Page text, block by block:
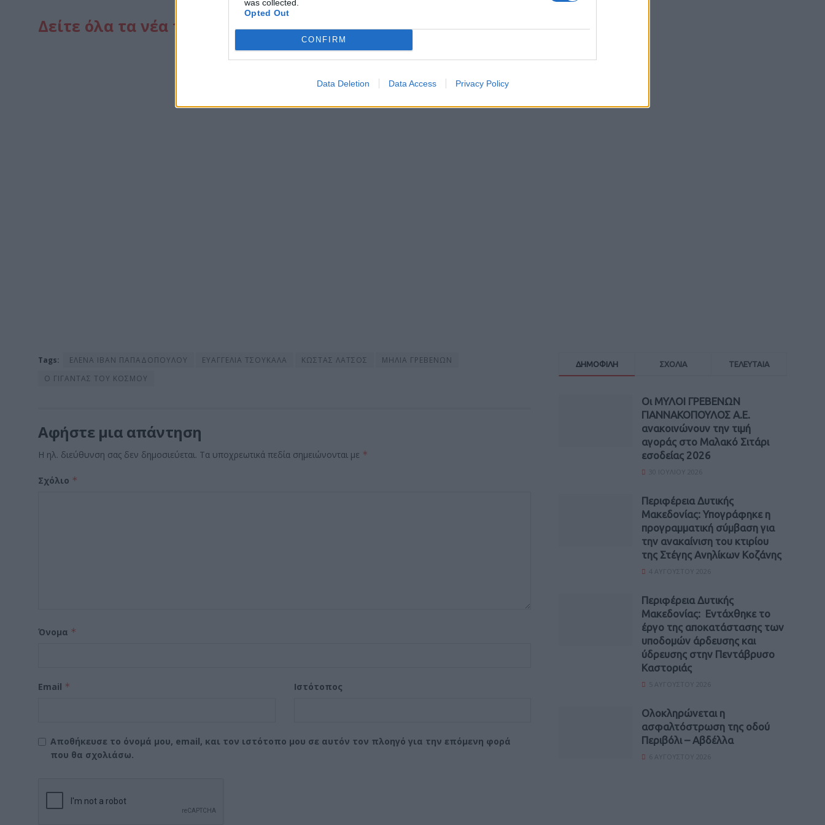
was collected.
Opted Out
CONFIRM
Data Deletion Data Access Privacy Policy
Δείτε όλα τα νέα που αφορούν τα βιβλία και τις παρουσιάσεις
Tags: ΕΛΕΝΑ ΙΒΑΝ ΠΑΠΑΔΟΠΟΥΛΟΥ ΕΥΑΓΓΕΛΙΑ ΤΣΟΥΚΑΛΑ ΚΩΣΤΑΣ ΛΑΤΣΟΣ
ΜΗΛΙΑ ΓΡΕΒΕΝΩΝ
Ο ΓΙΓΑΝΤΑΣ ΤΟΥ ΚΟΣΜΟΥ
Αφήστε μια απάντηση
Η ηλ. διεύθυνση σας δεν δημοσιεύεται. Τα υποχρεωτικά πεδία σημειώνονται με *
Σχόλιο *
Όνομα *
Email * Ιστότοπος
Αποθήκευσε το όνομά μου, email, και τον ιστότοπο μου σε αυτόν τον πλοηγό για την επόμενη φορά
που θα σχολιάσω.
ΔΗΜΟΦΙΛΗ ΣΧΟΛΙΑ ΤΕΛΕΥΤΑΙΑ
Οι ΜΥΛΟΙ ΓΡΕΒΕΝΩΝ
ΓΙΑΝΝΑΚΟΠΟΥΛΟΣ Α.Ε.
ανακοινώνουν την τιμή
αγοράς στο Μαλακό Σιτάρι
εσοδείας 2026
30 ΙΟΥΛΊΟΥ 2026
Περιφέρεια Δυτικής
Μακεδονίας: Υπογράφηκε η
προγραμματική σύμβαση για
την ανακαίνιση του κτιρίου
της Στέγης Ανηλίκων Κοζάνης
4 ΑΥΓΟΎΣΤΟΥ 2026
Περιφέρεια Δυτικής
Μακεδονίας: Εντάχθηκε το
έργο της αποκατάστασης των
υποδομών άρδευσης και
ύδρευσης στην Πεντάβρυσο
Καστοριάς
5 ΑΥΓΟΎΣΤΟΥ 2026
Ολοκληρώνεται η
ασφαλτόστρωση της οδού
Περιβόλι – Αβδέλλα
6 ΑΥΓΟΎΣΤΟΥ 2026